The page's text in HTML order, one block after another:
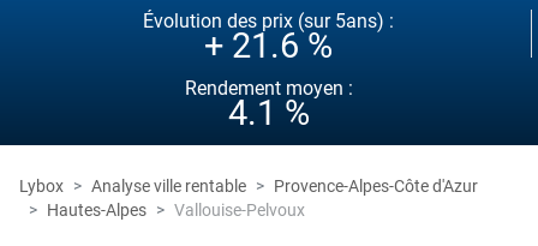
Évolution des prix (sur 5ans) :
+ 21.6 %
Rendement moyen :
4.1 %
Lybox Analyse ville rentable
Provence-Alpes-Côte d'Azur
Hautes-Alpes
Vallouise-Pelvoux